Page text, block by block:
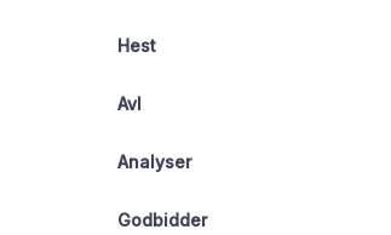
Hest
Avl
Analyser
Godbidder